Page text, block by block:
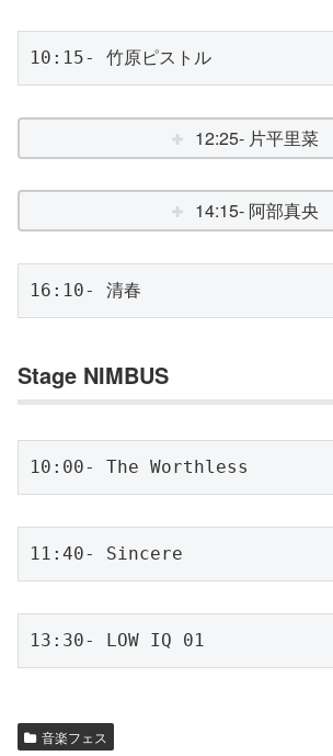
10:15- 竹原ピストル
12:25- 片平里菜
14:15- 阿部真央
16:10- 清春
Stage NIMBUS
10:00- The Worthless
11:40- Sincere
13:30- LOW IQ 01
音楽フェス